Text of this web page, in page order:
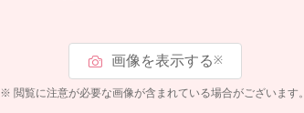
画像を表示する※
※ 閲覧に注意が必要な画像が含まれている場合がございます。